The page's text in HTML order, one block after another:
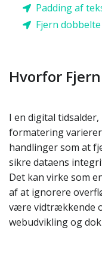
Padding af
Fjern
Hvorfor
I en digital
formatering
handlinger som at
sikre dataens
Det kan virke som
af at ignorere
være vidtrækkende
webudvikling og